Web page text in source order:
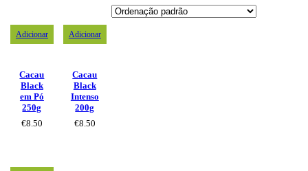
Adicionar
Cacau
Black
em Pó
250g
€8.50
Adicionar
Cacau
Black
Intenso
200g
€8.50